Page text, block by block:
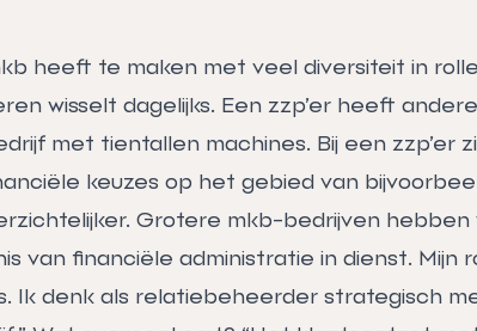
heeft te maken met veel diversiteit in
wisselt dagelijks. Een zzp’er heeft
met tientallen machines. Bij een zzp’er
keuzes op het gebied van
Grotere mkb-bedrijven hebben
van financiële administratie in dienst. Mijn
Ik denk als relatiebeheerder strategisch